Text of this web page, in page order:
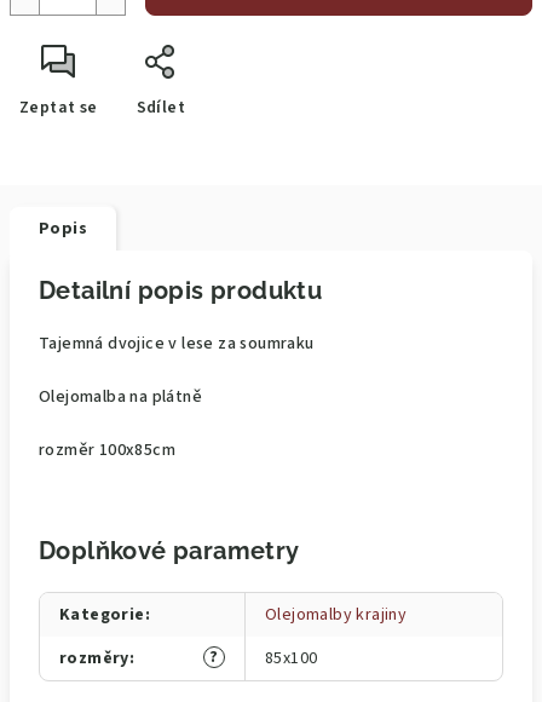
Zeptat se Sdílet
Popis
Detailní popis produktu
Tajemná dvojice v lese za soumraku
Olejomalba na plátně
rozměr 100x85cm
Doplňkové parametry
Kategorie:
Olejomalby krajiny
?
rozměry: 85x100